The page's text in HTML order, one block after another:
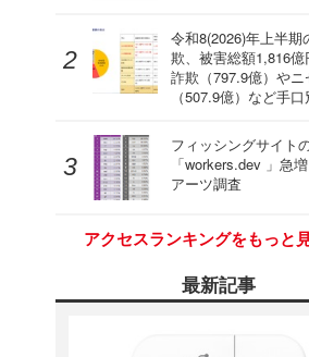
令和8(2026)年上半期
欺、被害総額1,816
詐欺（797.9億）やニ
（507.9億）など手
フィッシングサイト
「workers.dev 」急
アーツ調査
アクセスランキングをもっと
最新記事